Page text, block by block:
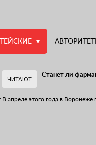
ЧИТАЮТ
Станет ли
В апреле этого года в